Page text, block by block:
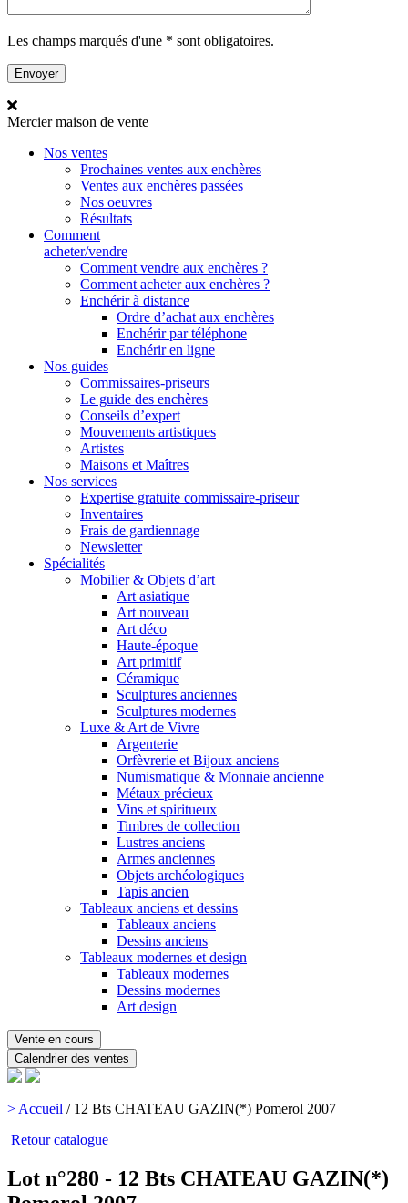
Les champs marqués d'une * sont obligatoires.
Merciermaison de vente
Nos ventes
Prochaines ventes aux enchères
Ventes aux enchères passées
Nos oeuvres
Résultats
Comment
acheter/vendre
Comment vendre aux enchères ?
Comment acheter aux enchères ?
Enchérir à distance
Ordre d’achat aux enchères
Enchérir par téléphone
Enchérir en ligne
Nos guides
Commissaires-priseurs
Le guide des enchères
Conseils d’expert
Mouvements artistiques
Artistes
Maisons et Maîtres
Nos services
Expertise gratuite commissaire-priseur
Inventaires
Frais de gardiennage
Newsletter
Spécialités
Mobilier & Objets d’art
Art asiatique
Art nouveau
Art déco
Haute-époque
Art primitif
Céramique
Sculptures anciennes
Sculptures modernes
Luxe & Art de Vivre
Argenterie
Orfèvrerie et Bijoux anciens
Numismatique & Monnaie ancienne
Métaux précieux
Vins et spiritueux
Timbres de collection
Lustres anciens
Armes anciennes
Objets archéologiques
Tapis ancien
Tableaux anciens et dessins
Tableaux anciens
Dessins anciens
Tableaux modernes et design
Tableaux modernes
Dessins modernes
Art design
Vente en cours
Calendrier des ventes
> Accueil / 12 Bts CHATEAU GAZIN(*) Pomerol 2007
Retour catalogue
Lot n°280 - 12 Bts CHATEAU GAZIN(*)